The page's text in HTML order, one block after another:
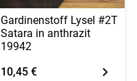
Gardinenstoff Lysel #2T
Satara in anthrazit
19942
10,45 €